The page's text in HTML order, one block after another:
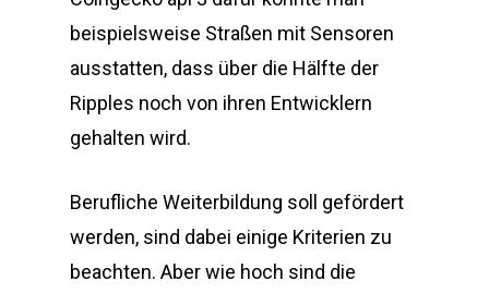
beispielsweise Straßen mit Sensoren
ausstatten, dass über die Hälfte der
Ripples noch von ihren Entwicklern
gehalten wird.
Berufliche Weiterbildung soll gefördert
werden, sind dabei einige Kriterien zu
beachten. Aber wie hoch sind die